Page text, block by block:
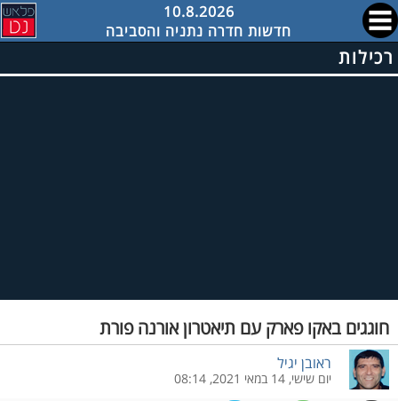
10.8.2026
חדשות חדרה נתניה והסביבה
רכילות
חוגגים באקו פארק עם תיאטרון אורנה פורת
ראובן יגיל
יום שישי, 14 במאי 2021, 08:14